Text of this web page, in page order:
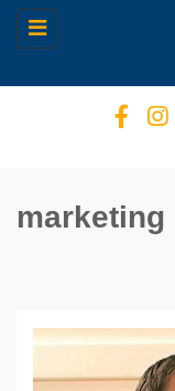
Toggle
navigation
marketing